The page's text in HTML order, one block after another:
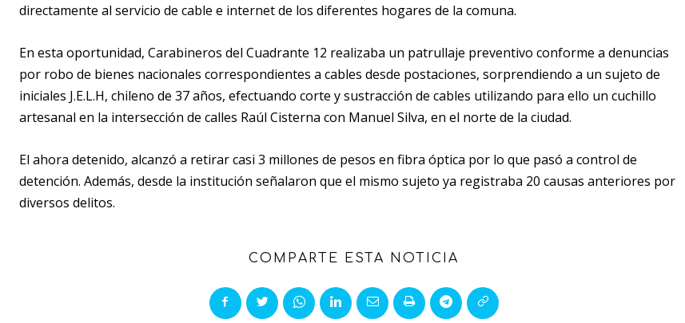
directamente al servicio de cable e internet de los diferentes hogares de la comuna.
En esta oportunidad, Carabineros del Cuadrante 12 realizaba un patrullaje preventivo conforme a denuncias
por robo de bienes nacionales correspondientes a cables desde postaciones, sorprendiendo a un sujeto de
iniciales J.E.L.H, chileno de 37 años, efectuando corte y sustracción de cables utilizando para ello un cuchillo
artesanal en la intersección de calles Raúl Cisterna con Manuel Silva, en el norte de la ciudad.
El ahora detenido, alcanzó a retirar casi 3 millones de pesos en fibra óptica por lo que pasó a control de
detención. Además, desde la institución señalaron que el mismo sujeto ya registraba 20 causas anteriores por
diversos delitos.
COMPARTE ESTA NOTICIA